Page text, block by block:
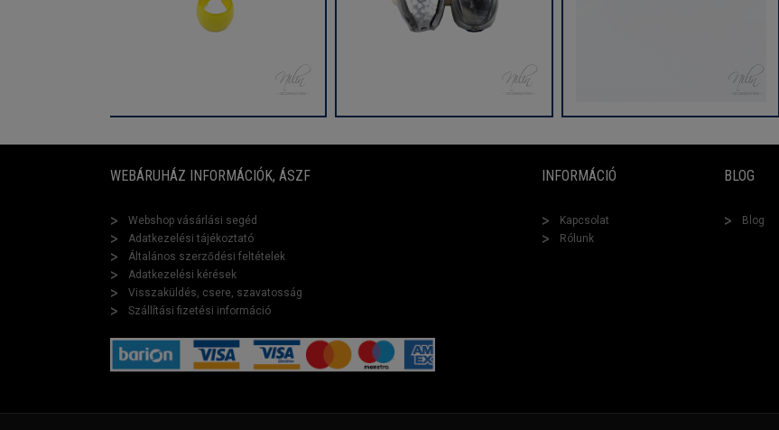
WEBÁRUHÁZ INFORMÁCIÓK, ÁSZF
Webshop vásárlási segéd
Adatkezelési tájékoztató
Általános szerződési feltételek
Adatkezelési kérések
Visszaküldés, csere, szavatosság
Szállítási fizetési információ
INFORMÁCIÓ
Kapcsolat
Rólunk
BLOG
Blog